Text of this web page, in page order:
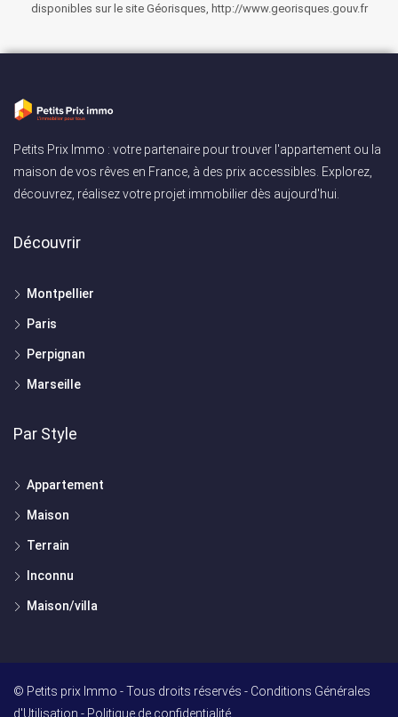
disponibles sur le site Géorisques, http://www.georisques.gouv.fr
Petits Prix Immo : votre partenaire pour trouver l'appartement ou la
maison de vos rêves en France, à des prix accessibles. Explorez,
découvrez, réalisez votre projet immobilier dès aujourd'hui.
Découvrir
Montpellier
Paris
Perpignan
Marseille
Par Style
Appartement
Maison
Terrain
Inconnu
Maison/villa
© Petits prix Immo - Tous droits réservés - Conditions Générales
d'Utilisation - Politique de confidentialité